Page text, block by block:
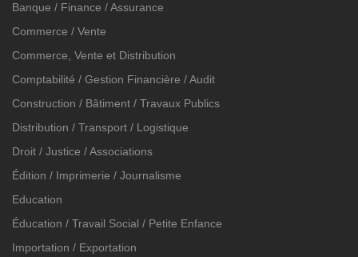
Banque / Finance / Assurance
Commerce / Vente
Commerce, Vente et Distribution
Comptabilité / Gestion Financière / Audit
Construction / Bâtiment / Travaux Publics
Distribution / Transport / Logistique
Droit / Justice / Associations
Édition / Imprimerie / Journalisme
Education
Éducation / Travail Social / Petite Enfance
Importation / Exportation